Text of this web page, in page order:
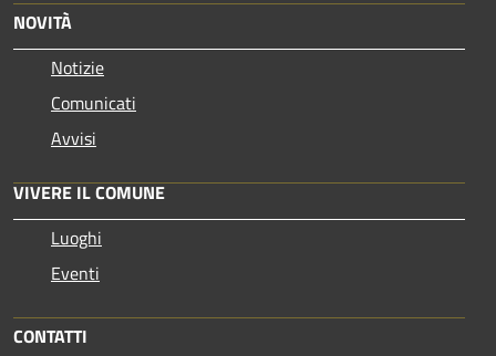
NOVITÀ
Notizie
Comunicati
Avvisi
VIVERE IL COMUNE
Luoghi
Eventi
CONTATTI